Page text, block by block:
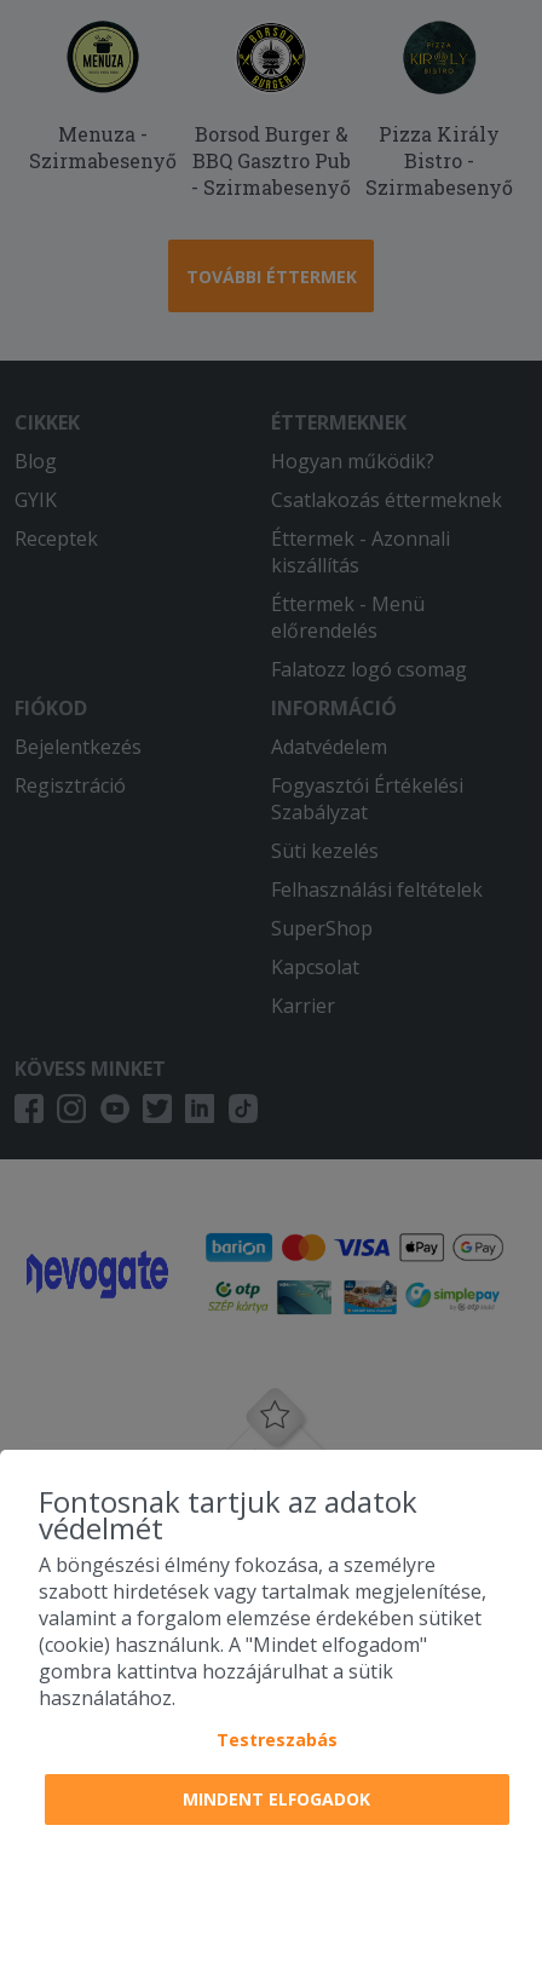
Menuza -
Szirmabesenyő
Borsod Burger &
BBQ Gasztro Pub
- Szirmabesenyő
Pizza Király
Bistro -
Szirmabesenyő
TOVÁBBI ÉTTERMEK
CIKKEK
Blog
GYIK
Receptek
ÉTTERMEKNEK
Hogyan működik?
Csatlakozás éttermeknek
Éttermek - Azonnali
kiszállítás
Éttermek - Menü
előrendelés
Falatozz logó csomag
FIÓKOD
Bejelentkezés
Regisztráció
INFORMÁCIÓ
Adatvédelem
Fogyasztói Értékelési
Szabályzat
Süti kezelés
Felhasználási feltételek
SuperShop
Kapcsolat
Karrier
KÖVESS MINKET
2010-2026 Copyright - Falatozz.hu - Diston-line Kft.
Fontosnak tartjuk az adatok
védelmét
A böngészési élmény fokozása, a személyre
szabott hirdetések vagy tartalmak megjelenítése,
valamint a forgalom elemzése érdekében sütiket
(cookie) használunk. A "Mindet elfogadom"
gombra kattintva hozzájárulhat a sütik
használatához.
Testreszabás
MINDENT ELFOGADOK